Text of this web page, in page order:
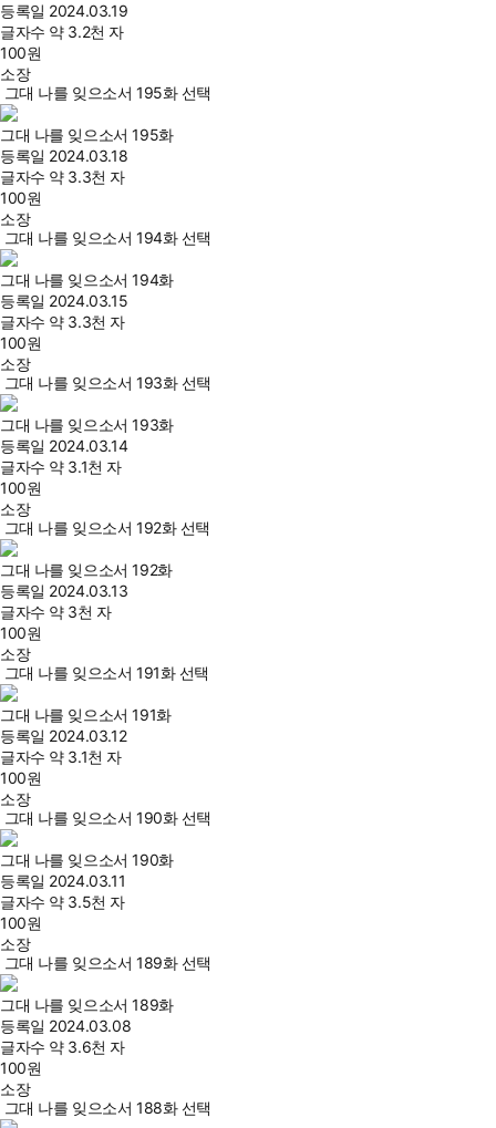
등록일 2024.03.19
글자수 약 3.2천 자
100원
소장
그대 나를 잊으소서 195화 선택
그대 나를 잊으소서 195화
등록일 2024.03.18
글자수 약 3.3천 자
100원
소장
그대 나를 잊으소서 194화 선택
그대 나를 잊으소서 194화
등록일 2024.03.15
글자수 약 3.3천 자
100원
소장
그대 나를 잊으소서 193화 선택
그대 나를 잊으소서 193화
등록일 2024.03.14
글자수 약 3.1천 자
100원
소장
그대 나를 잊으소서 192화 선택
그대 나를 잊으소서 192화
등록일 2024.03.13
글자수 약 3천 자
100원
소장
그대 나를 잊으소서 191화 선택
그대 나를 잊으소서 191화
등록일 2024.03.12
글자수 약 3.1천 자
100원
소장
그대 나를 잊으소서 190화 선택
그대 나를 잊으소서 190화
등록일 2024.03.11
글자수 약 3.5천 자
100원
소장
그대 나를 잊으소서 189화 선택
그대 나를 잊으소서 189화
등록일 2024.03.08
글자수 약 3.6천 자
100원
소장
그대 나를 잊으소서 188화 선택